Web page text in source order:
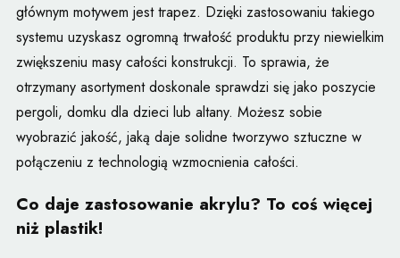
głównym motywem jest trapez. Dzięki zastosowaniu takiego
systemu uzyskasz ogromną trwałość produktu przy niewielkim
zwiększeniu masy całości konstrukcji. To sprawia, że
otrzymany asortyment doskonale sprawdzi się jako poszycie
pergoli, domku dla dzieci lub altany. Możesz sobie
wyobrazić jakość, jaką daje solidne tworzywo sztuczne w
połączeniu z technologią wzmocnienia całości.
Co daje zastosowanie akrylu? To coś więcej
niż plastik!